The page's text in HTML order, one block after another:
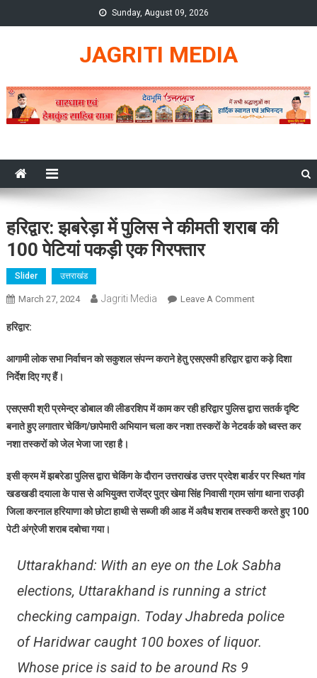
to
Sunday, August 09, 2026
JAGRITI MEDIA
हरिद्वार: झबरेड़ा में पुलिस ने कीमती शराब की
100 पेटियां पकड़ी एक गिरफ्तार
Slider उत्तराखंड
March 27, 2024 Jagriti Media Leave A CommentOn
पुलिस
शराब
की
पकड़ी
एक
गिरफ्तार
हरिद्वार:
आगामी लोक सभा निर्वाचन को सकुशल संपन्न कराने हेतु एसएसपी हरिद्वार द्वारा कड़े दिशा
निर्देश दिए गए हैं।
एसएसपी श्री प्रमेन्द्र डोबाल की लीडरशिप में काम कर रही हरिद्वार पुलिस द्वारा सतर्क दृष्टि
बनाते हुए लगातार चेकिंग/छापेमारी अभियान चला कर नशा तस्करों के नेटवर्क को ध्वस्त कर
नशा तस्करों को जेल भेजा जा रहा है।
इसी क्रम में झबरेडा पुलिस द्वारा चेकिंग के दौरान उत्तराखंड उत्तर प्रदेश बार्डर पर स्थित गांव
खडखडी दयाला के पास से अभियुक्त राजेंद्र पुत्र खेमा सिंह निवासी ग्राम सांगा थाना राउड़ी
जिला करनाल हरियाणा को छोटा हाथी से सब्जी की आड में अवैध शराब तस्करी करते हुए 100
पेटी अंग्रेजी शराब दबोचा गया।
Uttarakhand: With an eye on the Lok Sabha
elections, Uttarakhand is running a strict
checking campaign. Today Jhabreda police
of Haridwar caught 100 boxes of liquor.
Whose price is said to be around Rs 9